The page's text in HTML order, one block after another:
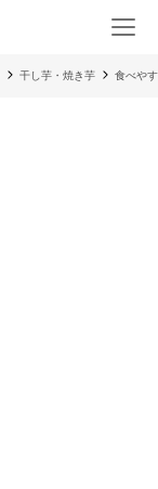
干し芋・焼き芋 食べや